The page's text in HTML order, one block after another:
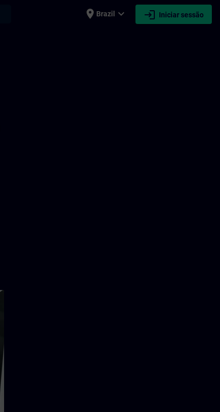
place Brazil expand_more login Iniciar sessão